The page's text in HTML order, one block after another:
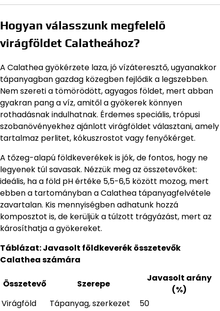
Hogyan válasszunk megfelelő
virágföldet Calatheához?
A Calathea gyökérzete laza, jó vízáteresztő, ugyanakkor
tápanyagban gazdag közegben fejlődik a legszebben.
Nem szereti a tömörödött, agyagos földet, mert abban
gyakran pang a víz, amitől a gyökerek könnyen
rothadásnak indulhatnak. Érdemes speciális, trópusi
szobanövényekhez ajánlott virágföldet választani, amely
tartalmaz perlitet, kókuszrostot vagy fenyőkérget.
A tőzeg-alapú földkeverékek is jók, de fontos, hogy ne
legyenek túl savasak. Nézzük meg az összetevőket:
ideális, ha a föld pH értéke 5,5-6,5 között mozog, mert
ebben a tartományban a Calathea tápanyagfelvétele
zavartalan. Kis mennyiségben adhatunk hozzá
komposztot is, de kerüljük a túlzott trágyázást, mert az
károsíthatja a gyökereket.
Táblázat: Javasolt földkeverék összetevők
Calathea számára
Összetevő Szerepe
Javasolt arány
(%)
Virágföld
Tápanyag, szerkezet
50